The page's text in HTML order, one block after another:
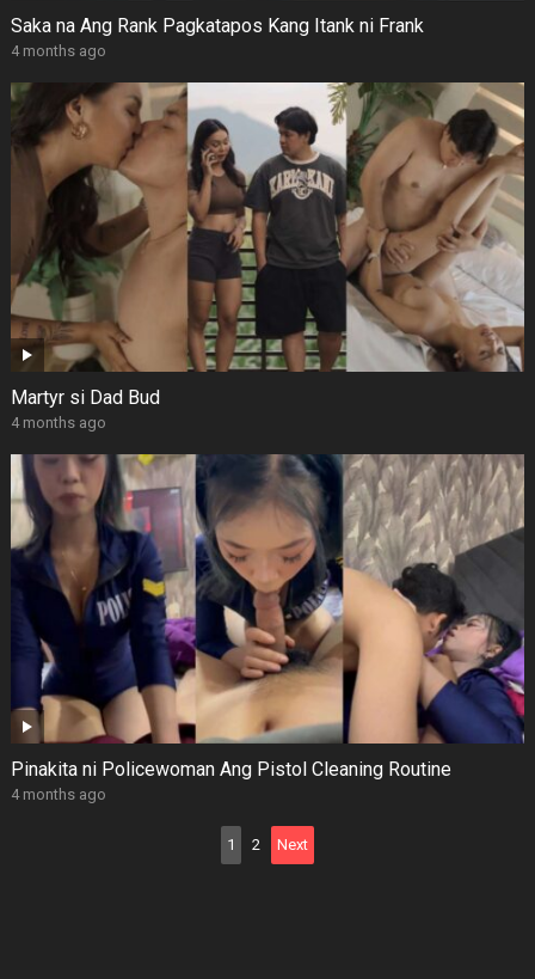
Saka na Ang Rank Pagkatapos Kang Itank ni Frank
4 months ago
Martyr si Dad Bud
4 months ago
Pinakita ni Policewoman Ang Pistol Cleaning Routine
4 months ago
1 2 Next